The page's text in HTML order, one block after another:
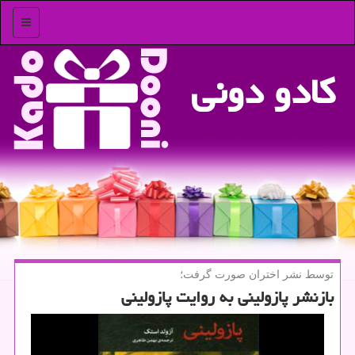
منو
كادو دونی
توسط نشر اختران صورت گرفت؛
بازنشر پازولینی به روایت پازولینی